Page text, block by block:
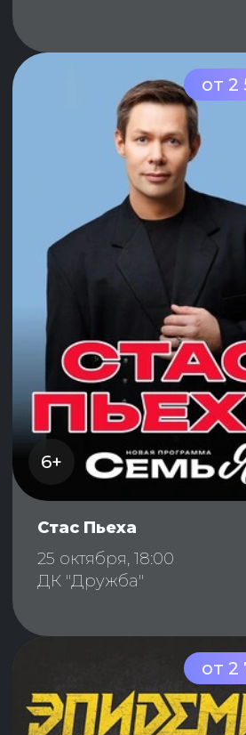
от 2
6+
Стас Пьеха
25 октября, 18:00
ДК "Дружба"
от 2